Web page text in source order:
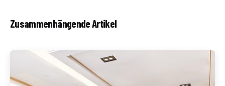
Zusammenhängende Artikel